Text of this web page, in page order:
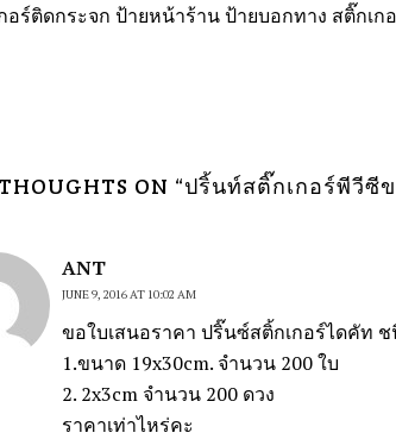
อร์ติดกระจก ป้ายหน้าร้าน ป้ายบอกทาง สติ๊กเ
ON “ปริ้นท์สติ๊กเกอร์พีวีซีข
ANT
JUNE 9, 2016 AT 10:02 AM
ขอใบเสนอราคา ปริ๊นซ์สติ้กเกอร์ไดคัท ช
1.ขนาด 19x30cm. จำนวน 200 ใบ
2. 2x3cm จำนวน 200 ดวง
ราคาเท่าไหร่คะ